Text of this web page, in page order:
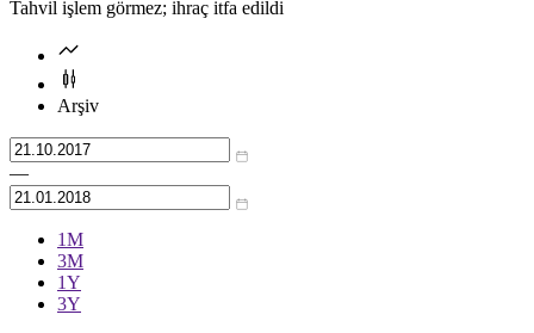
Tahvil işlem görmez; ihraç itfa edildi
Arşiv
—
1М
3М
1Y
3Y